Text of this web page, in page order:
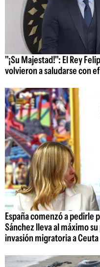
"¡Su Majestad!": El Rey
volvieron a saludarse con
España comenzó a pedirle
Sánchez lleva al máximo
invasión migratoria a Ceuta